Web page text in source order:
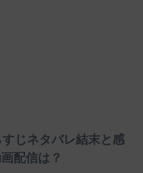
じネタバレ結末と感
配信は？